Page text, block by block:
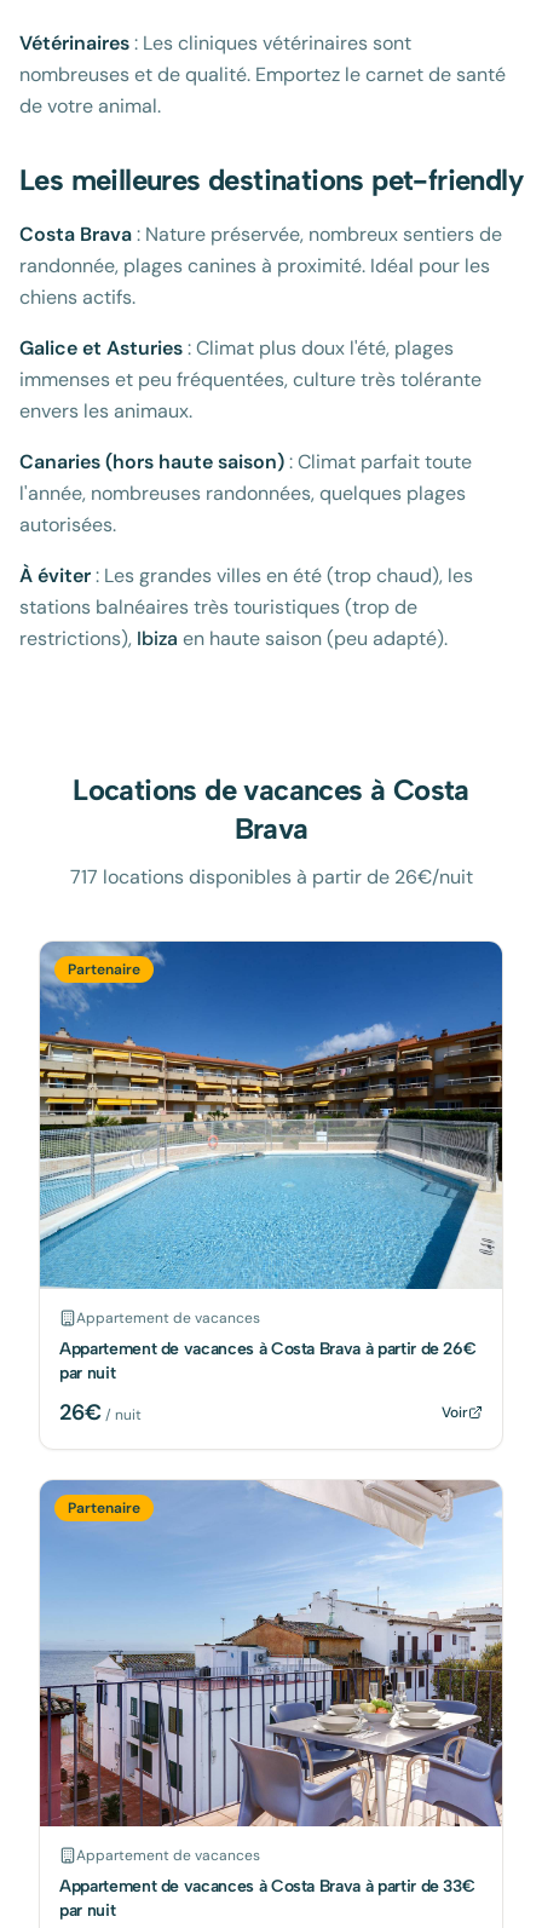
Vétérinaires: Les cliniques vétérinaires sont
nombreuses et de qualité. Emportez le carnet de santé
de votre animal.
Les meilleures destinations pet-friendly
Costa Brava: Nature préservée, nombreux sentiers de
randonnée, plages canines à proximité. Idéal pour les
chiens actifs.
Galice et Asturies: Climat plus doux l'été, plages
immenses et peu fréquentées, culture très tolérante
envers les animaux.
Canaries (hors haute saison): Climat parfait toute
l'année, nombreuses randonnées, quelques plages
autorisées.
À éviter: Les grandes villes en été (trop chaud), les
stations balnéaires très touristiques (trop de
restrictions), Ibiza en haute saison (peu adapté).
Locations de vacances à Costa
Brava
717 locations disponibles à partir de 26€/nuit
Partenaire
Appartement de vacances
Appartement de vacances à Costa Brava à partir de 26€
par nuit
26€/ nuit Voir
Partenaire
Appartement de vacances
Appartement de vacances à Costa Brava à partir de 33€
par nuit